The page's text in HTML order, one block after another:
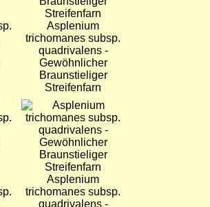
Asplenium
trichomanes subsp.
quadrivalens -
Gewöhnlicher
Braunstieliger
Streifenfarn
Bild
Asplenium
trichomanes subsp.
quadrivalens -